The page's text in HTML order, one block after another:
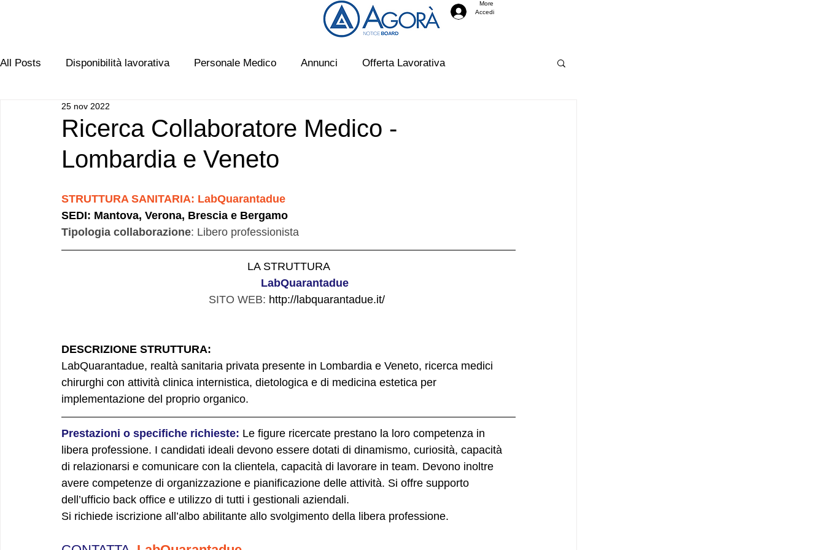
More
Accedi
All Posts Disponibilità lavorativa Personale Medico Annunci Offerta Lavorativa
Personale non medico
Ricerca Collaboratore Medico -
Lombardia e Veneto
25 nov 2022
STRUTTURA SANITARIA: LabQuarantadue
SEDI: Mantova, Verona, Brescia e Bergamo
Tipologia collaborazione: Libero professionista
LA STRUTTURA
LabQuarantadue
SITO WEB: http://labquarantadue.it/
DESCRIZIONE STRUTTURA:
LabQuarantadue, realtà sanitaria privata presente in Lombardia e Veneto, ricerca medici
chirurghi con attività clinica internistica, dietologica e di medicina estetica per
implementazione del proprio organico.
Prestazioni o specifiche richieste: Le figure ricercate prestano la loro competenza in
libera professione. I candidati ideali devono essere dotati di dinamismo, curiosità, capacità
di relazionarsi e comunicare con la clientela, capacità di lavorare in team. Devono inoltre
avere competenze di organizzazione e pianificazione delle attività. Si offre supporto
dell’ufficio back office e utilizzo di tutti i gestionali aziendali.
Si richiede iscrizione all’albo abilitante allo svolgimento della libera professione.